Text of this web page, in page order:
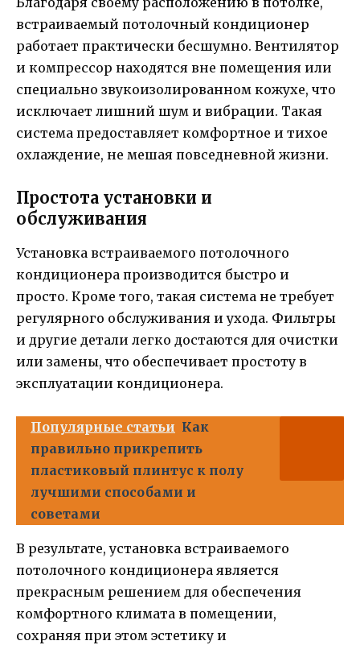
встраиваемый потолочный кондиционер
работает практически бесшумно. Вентилятор
и компрессор находятся вне помещения или
специально звукоизолированном кожухе, что
исключает лишний шум и вибрации. Такая
система предоставляет комфортное и тихое
охлаждение, не мешая повседневной жизни.
Простота установки и
обслуживания
Установка встраиваемого потолочного
кондиционера производится быстро и
просто. Кроме того, такая система не требует
регулярного обслуживания и ухода. Фильтры
и другие детали легко достаются для очистки
или замены, что обеспечивает простоту в
эксплуатации кондиционера.
Популярные статьи Как
правильно прикрепить
пластиковый плинтус к полу
лучшими способами и
советами
В результате, установка встраиваемого
потолочного кондиционера является
прекрасным решением для обеспечения
комфортного климата в помещении,
сохраняя при этом эстетику и